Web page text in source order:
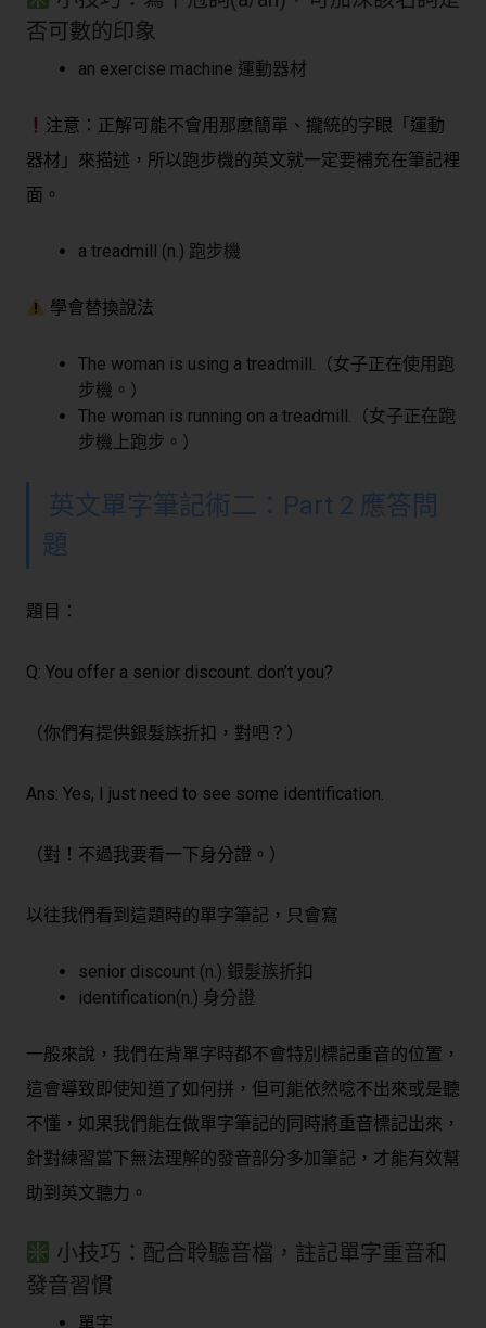
否可數的印象
an exercise machine 運動器材
注意：正解可能不會用那麼簡單、攏統的字眼「運動
器材」來描述，所以跑步機的英文就一定要補充在筆記裡
面。
a treadmill (n.) 跑步機
學會替換說法
The woman is using a treadmill.（女子正在使用跑
步機。）
The woman is running on a treadmill.（女子正在跑
步機上跑步。）
英文單字筆記術二： Part 2 應答問
題
題目：
Q: You offer a senior discount. don’t you?
（你們有提供銀髮族折扣，對吧？）
Ans: Yes, I just need to see some identification.
（對！不過我要看一下身分證。）
以往我們看到這題時的單字筆記，只會寫
senior discount (n.) 銀髮族折扣
identification(n.) 身分證
一般來說，我們在背單字時都不會特別標記重音的位置，
這會導致即使知道了如何拼，但可能依然唸不出來或是聽
不懂，如果我們能在做單字筆記的同時將重音標記出來，
針對練習當下無法理解的發音部分多加筆記，才能有效幫
助到英文聽力。
小技巧：配合聆聽音檔，註記單字重音和
發音習慣
單字